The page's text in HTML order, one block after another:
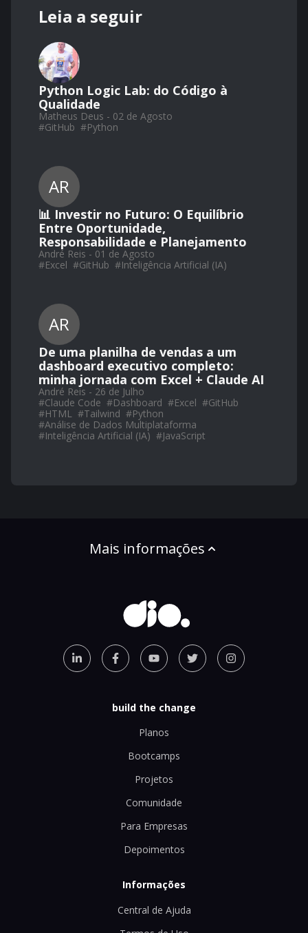
Leia a seguir
Python Logic Lab: do Código à
Qualidade
Matheus Deus - 02 de Agosto
#GitHub #Python
AR
📊 Investir no Futuro: O Equilíbrio
Entre Oportunidade,
Responsabilidade e Planejamento
André Reis - 01 de Agosto
#Excel #GitHub #Inteligência Artificial (IA)
AR
De uma planilha de vendas a um
dashboard executivo completo:
minha jornada com Excel + Claude AI
André Reis - 26 de Julho
#Claude Code #Dashboard #Excel #GitHub
#HTML #Tailwind #Python
#Análise de Dados Multiplataforma
#Inteligência Artificial (IA) #JavaScript
Mais informações
build the change
Planos
Bootcamps
Projetos
Comunidade
Para Empresas
Depoimentos
Informações
Central de Ajuda